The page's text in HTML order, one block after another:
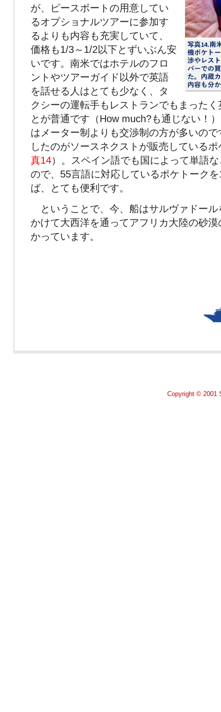
が、ピースボートの用意してい
るオプショナルツアーに参加す
るよりも内容も充実していて、
価格も1/3～1/2以下とずいぶん安
いです。南米ではホテルのフロ
ントやツアーガイド以外で英語
を話せる人はとても少なく、タ
クシーの運転手もレストランでもまった
とが普通です（How much?も通じない！
はメーター制よりも交渉制の方が多いの
したのがソースネクストが販売している
真14）。スペイン語でも国によって単語
ので、55言語に対応しているポケトーク
ば、とても便利です。
ということで、今、船はサルヴァドール
かけて大西洋を通ってアフリカ大陸の砂
かっています。
Copyright © 2001